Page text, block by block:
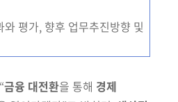
와 평가, 향후 업무추진방향 및
금융 대전환을 통해 경제